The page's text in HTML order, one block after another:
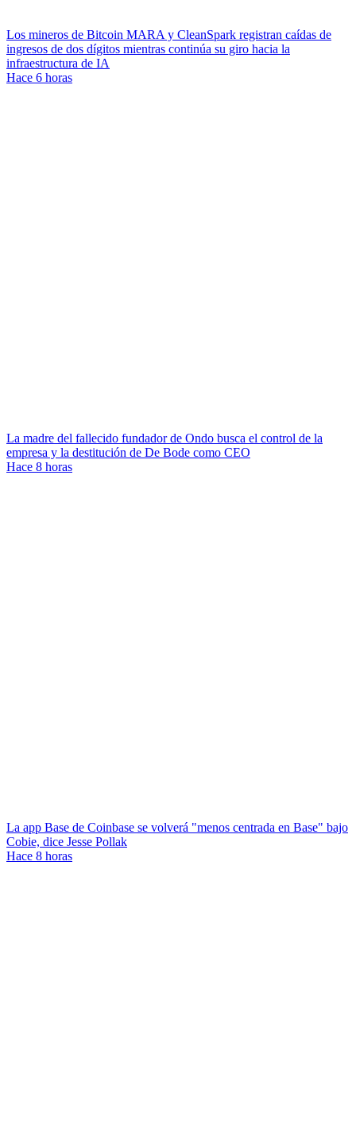
Los mineros de Bitcoin MARA y CleanSpark registran caídas de
ingresos de dos dígitos mientras continúa su giro hacia la
infraestructura de IA
Hace 6 horas
La madre del fallecido fundador de Ondo busca el control de la
empresa y la destitución de De Bode como CEO
Hace 8 horas
La app Base de Coinbase se volverá "menos centrada en Base" bajo
Cobie, dice Jesse Pollak
Hace 8 horas